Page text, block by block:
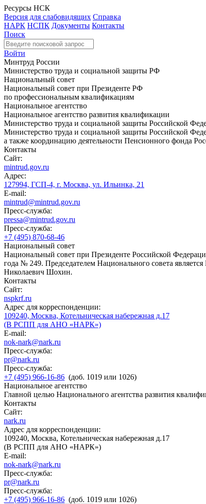
Ресурсы НСК
Версия для слабовидящих Справка
НАРК НСПК Документы Контакты
Поиск
Войти
Минтруд России
Министерство труда и социальной защиты РФ
Национальный совет
Национальный совет при Президенте РФ
по профессиональным квалификациям
Национальное агентство
Национальное агентство развития квалификации
Министерство труда и социальной защиты Российской
Министерство труда и социальной защиты Российской
а также координацию деятельности Пенсионного фонда
Контакты
Сайт:
mintrud.gov.ru
Адрес:
127994, ГСП-4, г. Москва, ул. Ильинка, 21
E-mail:
mintrud@mintrud.gov.ru
Пресс-служба:
pressa@mintrud.gov.ru
Пресс-служба:
+7 (495) 870-68-46
Национальный совет
Национальный совет при Президенте Российской
года № 249. Председателем Национального совета
Николаевич Шохин.
Контакты
Сайт:
nspkrf.ru
Адрес для корреспонденции:
109240, Москва, Котельническая набережная д.17
(В РСПП для АНО «НАРК»)
E-mail:
nok-nark@nark.ru
Пресс-служба:
pr@nark.ru
Пресс-служба:
+7 (495) 966-16-86 (доб. 1019 или 1026)
Национальное агентство
Главной целью Национального агентства развития
Контакты
Сайт:
nark.ru
Адрес для корреспонденции:
109240, Москва, Котельническая набережная д.17
(В РСПП для АНО «НАРК»)
E-mail:
nok-nark@nark.ru
Пресс-служба:
pr@nark.ru
Пресс-служба:
+7 (495) 966-16-86 (доб. 1019 или 1026)